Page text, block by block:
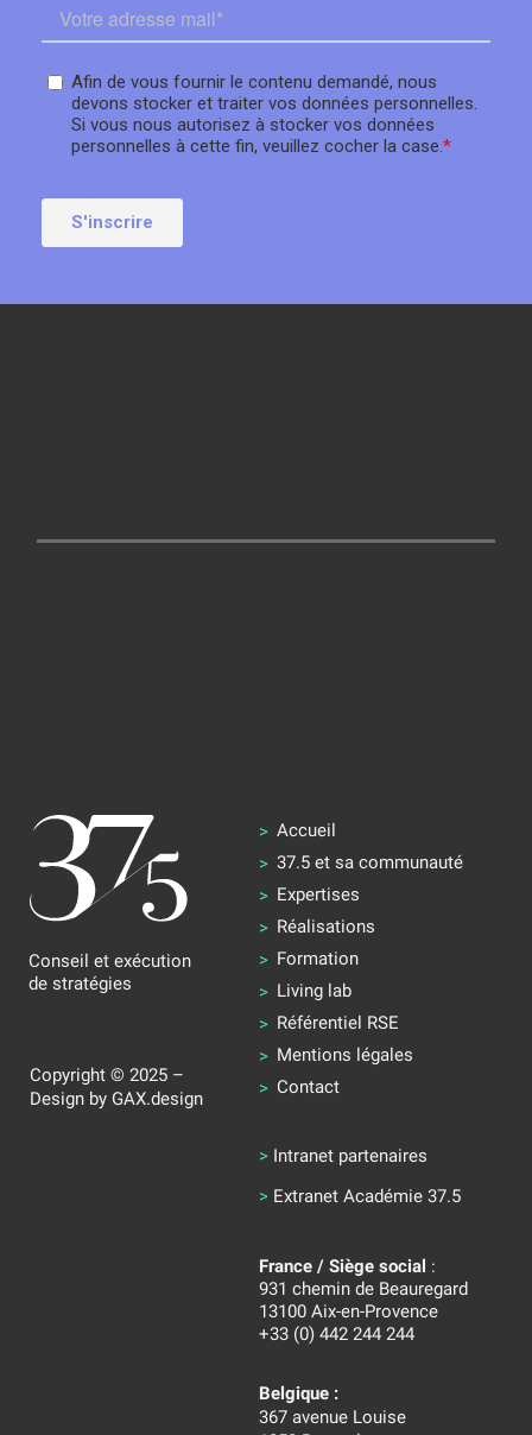
Conseil et exécution
de stratégies
Copyright © 2025 –
Design by GAX.design
Accueil
37.5 et sa communauté
Expertises
Réalisations
Formation
Living lab
Référentiel RSE
Mentions légales
Contact
> Intranet partenaires
> Extranet Académie 37.5
France / Siège social :
931 chemin de Beauregard
13100 Aix-en-Provence
+33 (0) 442 244 244
Belgique :
367 avenue Louise